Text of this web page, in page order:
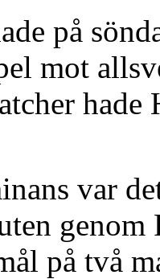
på
mot
var
på två